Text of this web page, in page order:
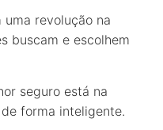
revolução na
buscam e escolhem
seguro está na
forma inteligente.